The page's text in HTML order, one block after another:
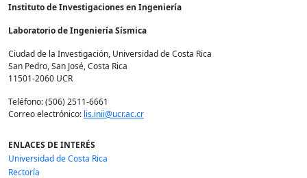
Instituto de Investigaciones en Ingeniería
Laboratorio de Ingeniería Sísmica
Ciudad de la Investigación, Universidad de Costa Rica
San Pedro, San José, Costa Rica
11501-2060 UCR
Teléfono: (506) 2511-6661
Correo electrónico: lis.inii@ucr.ac.cr
ENLACES DE INTERÉS
Universidad de Costa Rica
Rectoría